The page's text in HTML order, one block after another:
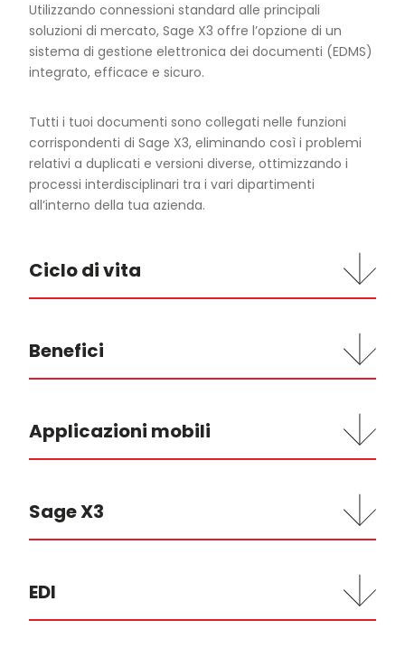
Utilizzando connessioni standard alle principali
soluzioni di mercato, Sage X3 offre l’opzione di un
sistema di gestione elettronica dei documenti (EDMS)
integrato, efficace e sicuro.
Tutti i tuoi documenti sono collegati nelle funzioni
corrispondenti di Sage X3, eliminando così i problemi
relativi a duplicati e versioni diverse, ottimizzando i
processi interdisciplinari tra i vari dipartimenti
all’interno della tua azienda.
Ciclo di vita
Benefici
Applicazioni mobili
Sage X3
EDI